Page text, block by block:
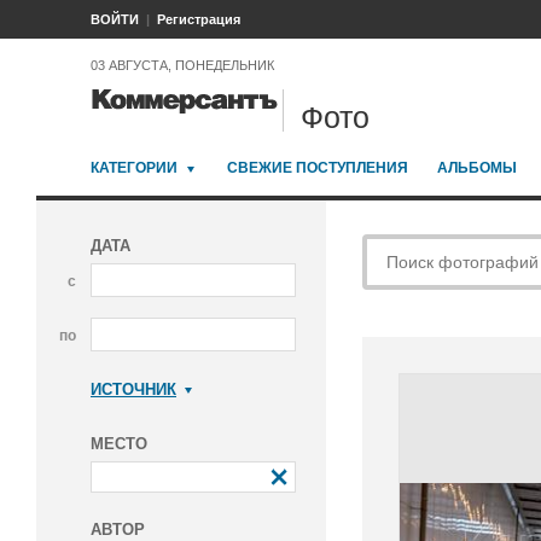
ВОЙТИ Регистрация
03 АВГУСТА, ПОНЕДЕЛЬНИК
Фото
КАТЕГОРИИ СВЕЖИЕ ПОСТУПЛЕНИЯ АЛЬБОМЫ
ДАТА
с
по
ИСТОЧНИК
МЕСТО
АВТОР